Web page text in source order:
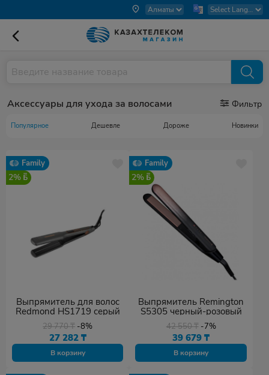
Аксессуары для ухода за волосами Фильтр
Популярное Дешевле Дороже Новинки
Family
2%
Выпрямитель для волос
Redmond HS1719 серый
29 770₸ -8%
27 282 ₸
В корзину
Family
2%
Выпрямитель Remington
S5305 черный-розовый
42 550₸ -7%
39 679₸
В корзину